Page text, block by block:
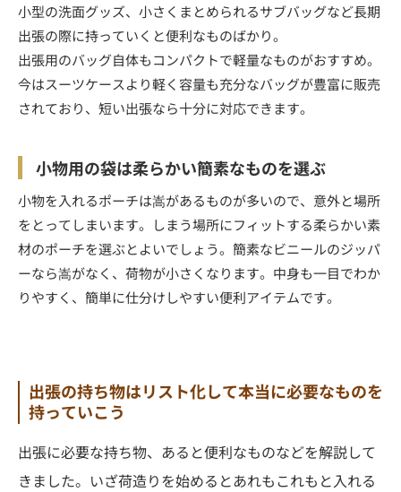
小型の洗面グッズ、小さくまとめられるサブバッグなど長期
出張の際に持っていくと便利なものばかり。
出張用のバッグ自体もコンパクトで軽量なものがおすすめ。
今はスーツケースより軽く容量も充分なバッグが豊富に販売
されており、短い出張なら十分に対応できます。
小物用の袋は柔らかい簡素なものを選ぶ
小物を入れるポーチは嵩があるものが多いので、意外と場所
をとってしまいます。しまう場所にフィットする柔らかい素
材のポーチを選ぶとよいでしょう。簡素なビニールのジッパ
ーなら嵩がなく、荷物が小さくなります。中身も一目でわか
りやすく、簡単に仕分けしやすい便利アイテムです。
出張の持ち物はリスト化して本当に必要なものを
持っていこう
出張に必要な持ち物、あると便利なものなどを解説して
きました。いざ荷造りを始めるとあれもこれもと入れる